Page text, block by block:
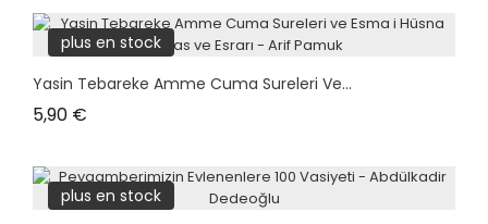
plus en stock
Yasin Tebareke Amme Cuma Sureleri Ve...
5,90 €
plus en stock